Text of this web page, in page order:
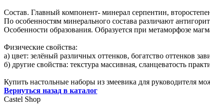
Состав. Главный компонент- минерал серпентин,
По особенностям минерального состава различают
Особенности образования. Образуется при метаморфозе
Физические свойства:
а) цвет: зелёный различных оттенков, богатство оттенков
б) другие свойства: текстура массивная, сланцеватость
Купить настольные наборы из змеевика для руководителя
Вернуться назад в каталог
Castel Shop